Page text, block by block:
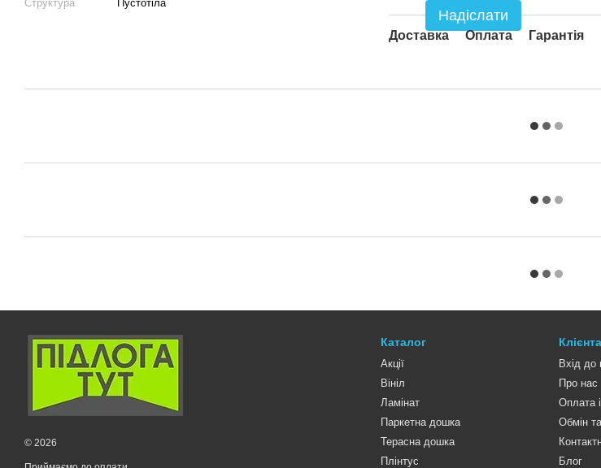
Структура
Пустотіла
Надіслати
Доставка Оплата Гарантія
© 2026
Каталог
Акції
Вініл
Ламінат
Паркетна дошка
Терасна дошка
Плінтус
Вхід до
Про нас
Оплата
Обмін
Блог